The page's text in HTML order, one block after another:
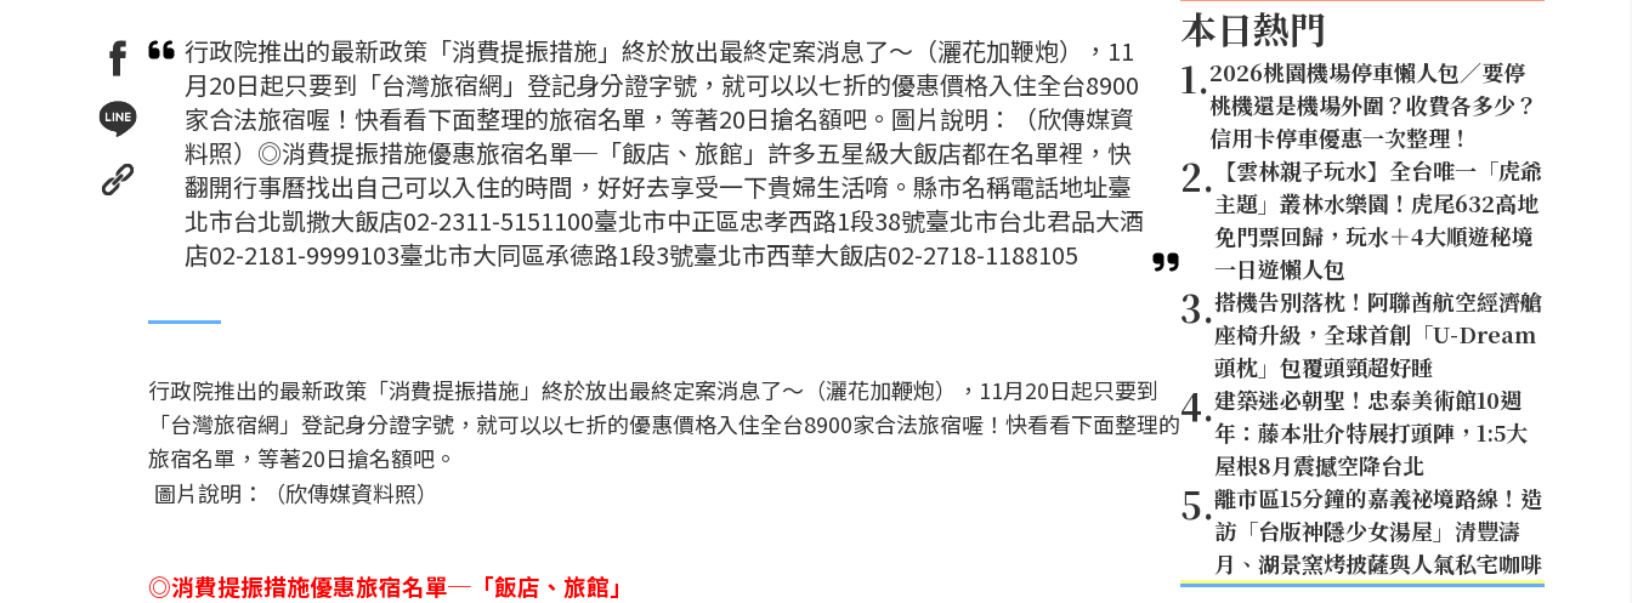
行政院推出的最新政策「消費提振措施」終於放出最終定案消息了～（灑花加鞭炮），11
月20日起只要到「台灣旅宿網」登記身分證字號，就可以以七折的優惠價格入住全台8900
家合法旅宿喔！快看看下面整理的旅宿名單，等著20日搶名額吧。圖片說明：（欣傳媒資
料照）◎消費提振措施優惠旅宿名單─「飯店、旅館」許多五星級大飯店都在名單裡，快
翻開行事曆找出自己可以入住的時間，好好去享受一下貴婦生活唷。縣市名稱電話地址臺
北市台北凱撒大飯店02-2311-5151100臺北市中正區忠孝西路1段38號臺北市台北君品大酒
店02-2181-9999103臺北市大同區承德路1段3號臺北市西華大飯店02-2718-1188105
行政院推出的最新政策「消費提振措施」終於放出最終定案消息了～（灑花加鞭炮），11月20日起只要到
「台灣旅宿網」登記身分證字號，就可以以七折的優惠價格入住全台8900家合法旅宿喔！快看看下面整理的
旅宿名單，等著20日搶名額吧。
圖片說明：（欣傳媒資料照）
◎消費提振措施優惠旅宿名單─「飯店、旅館」
本日熱門
1.2026桃園機場停車懶人包／要停
桃機還是機場外圍？收費各多少？
信用卡停車優惠一次整理！
2. 【雲林親子玩水】全台唯一「虎爺
主題」叢林水樂園！虎尾632高地
免門票回歸，玩水＋4大順遊秘境
一日遊懶人包
3.搭機告別落枕！阿聯酋航空經濟艙
座椅升級，全球首創「U-Dream
頭枕」包覆頭頸超好睡
4.建築迷必朝聖！忠泰美術館10週
年：藤本壯介特展打頭陣，1:5大
屋根8月震撼空降台北
5.離市區15分鐘的嘉義祕境路線！造
訪「台版神隱少女湯屋」清豐濤
月、湖景窯烤披薩與人氣私宅咖啡